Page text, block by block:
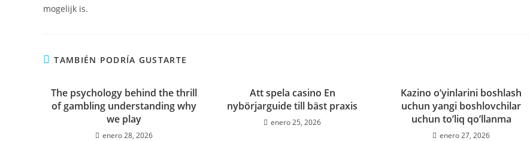
mogelijk is.
TAMBIÉN PODRÍA GUSTARTE
The psychology behind the thrill
of gambling understanding why
we play
enero 28, 2026
Att spela casino En
nybörjarguide till bäst praxis
enero 25, 2026
Kazino o’yinlarini boshlash
uchun yangi boshlovchilar
uchun to’liq qo’llanma
enero 27, 2026